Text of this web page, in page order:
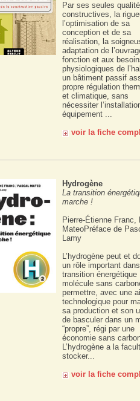
Par ses seules
constructives, la
l’optimisation de sa
conception et de sa
réalisation, la
adaptation de
fonction et aux
physiologiques de
un bâtiment passif
propre régulation
et climatique, sans
nécessiter
équipement ...
voir la fiche
Hydrogène
La transition
marche !
Pierre-Étienne Franc,
MateoPréface de
Lamy
L’hydrogène peut et
un rôle important
transition énergétique
molécule sans
permettre, avec une
technologique pour
sa production et son
de basculer dans un
“propre”, régi par une
économie sans
L’hydrogène a la
stocker...
voir la fiche